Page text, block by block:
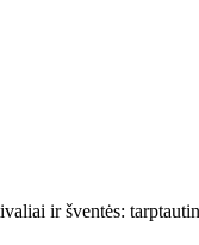
ir šventės: